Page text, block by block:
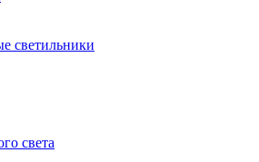
светильники
света